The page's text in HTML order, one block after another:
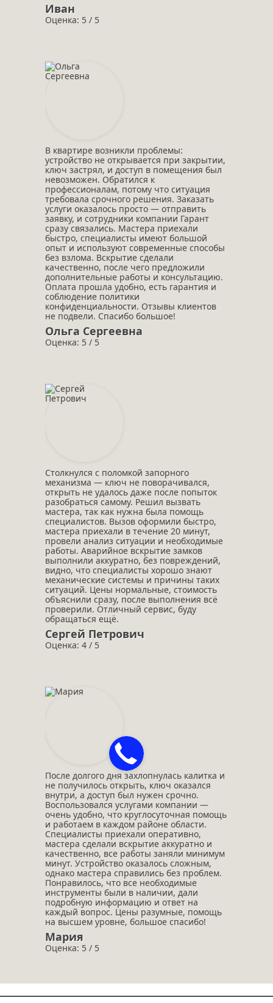
Иван
Оценка: 5 / 5
В квартире возникли проблемы:
устройство не открывается при закрытии,
ключ застрял, и доступ в помещения был
невозможен. Обратился к
профессионалам, потому что ситуация
требовала срочного решения. Заказать
услуги оказалось просто — отправить
заявку, и сотрудники компании Гарант
сразу связались. Мастера приехали
быстро, специалисты имеют большой
опыт и используют современные способы
без взлома. Вскрытие сделали
качественно, после чего предложили
дополнительные работы и консультацию.
Оплата прошла удобно, есть гарантия и
соблюдение политики
конфиденциальности. Отзывы клиентов
не подвели. Спасибо большое!
Ольга Сергеевна
Оценка: 5 / 5
Столкнулся с поломкой запорного
механизма — ключ не поворачивался,
открыть не удалось даже после попыток
разобраться самому. Решил вызвать
мастера, так как нужна была помощь
специалистов. Вызов оформили быстро,
мастера приехали в течение 20 минут,
провели анализ ситуации и необходимые
работы. Аварийное вскрытие замков
выполнили аккуратно, без повреждений,
видно, что специалисты хорошо знают
механические системы и причины таких
ситуаций. Цены нормальные, стоимость
объяснили сразу, после выполнения всё
проверили. Отличный сервис, буду
обращаться ещё.
Сергей Петрович
Оценка: 4 / 5
После долгого дня захлопнулась калитка и
не получилось открыть, ключ оказался
внутри, а доступ был нужен срочно.
Воспользовался услугами компании —
очень удобно, что круглосуточная помощь
и работаем в каждом районе области.
Специалисты приехали оперативно,
мастера сделали вскрытие аккуратно и
качественно, все работы заняли минимум
минут. Устройство оказалось сложным,
однако мастера справились без проблем.
Понравилось, что все необходимые
инструменты были в наличии, дали
подробную информацию и ответ на
каждый вопрос. Цены разумные, помощь
на высшем уровне, большое спасибо!
Мария
Оценка: 5 / 5